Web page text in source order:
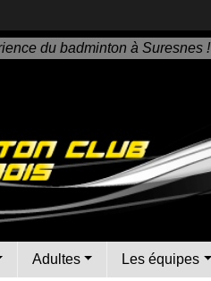
du badminton à Suresnes !
Adultes Les équipes